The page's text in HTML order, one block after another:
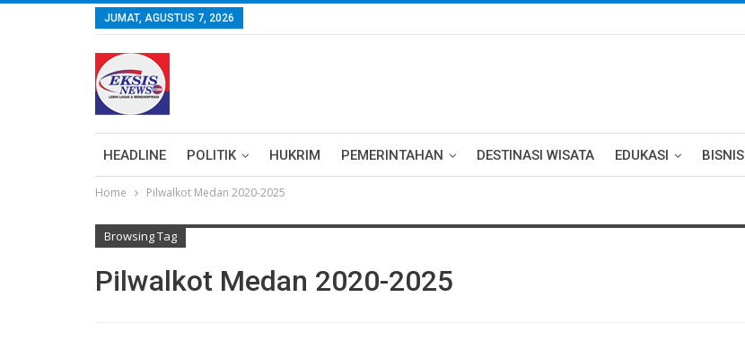
JUMAT, AGUSTUS 7, 2026
HEADLINE POLITIK HUKRIM PEMERINTAHAN DESTINASI WISATA EDUKASI BISNIS
Home Pilwalkot Medan 2020-2025
Browsing Tag
Pilwalkot Medan 2020-2025